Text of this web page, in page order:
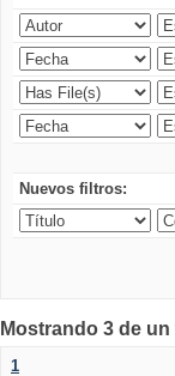
Nuevos filtros:
Mostrando 3 de
1